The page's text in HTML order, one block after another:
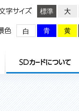
文
標準 大
背景色
白 青 黄